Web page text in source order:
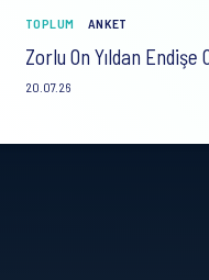
TOPLUM ANKET
Zorlu On Yıldan Endişe
20.07.26